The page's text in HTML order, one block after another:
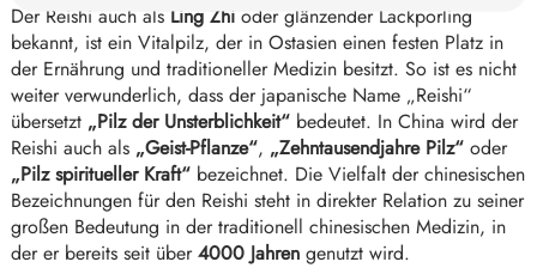
Der Reishi auch als Ling Zhi oder glänzender Lackporling
bekannt, ist ein Vitalpilz, der in Ostasien einen festen Platz in
der Ernährung und traditioneller Medizin besitzt. So ist es nicht
weiter verwunderlich, dass der japanische Name „Reishi“
übersetzt „Pilz der Unsterblichkeit“ bedeutet. In China wird der
Reishi auch als „Geist-Pflanze“, „Zehntausendjahre Pilz“ oder
„Pilz spiritueller Kraft“ bezeichnet. Die Vielfalt der chinesischen
Bezeichnungen für den Reishi steht in direkter Relation zu seiner
großen Bedeutung in der traditionell chinesischen Medizin, in
der er bereits seit über4000 Jahren genutzt wird.